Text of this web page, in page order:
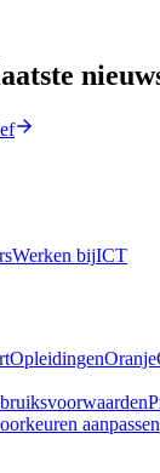
Werken bijICT
OpleidingenOranje
aanpassen